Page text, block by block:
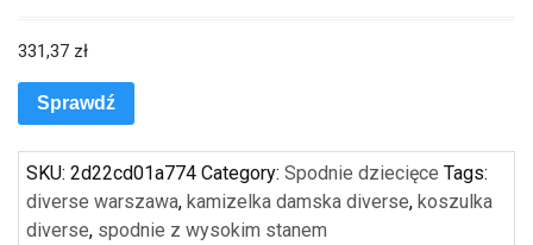
331,37 zł
Sprawdź
SKU: 2d22cd01a774 Category: Spodnie dziecięce Tags:
diverse warszawa, kamizelka damska diverse, koszulka
diverse, spodnie z wysokim stanem